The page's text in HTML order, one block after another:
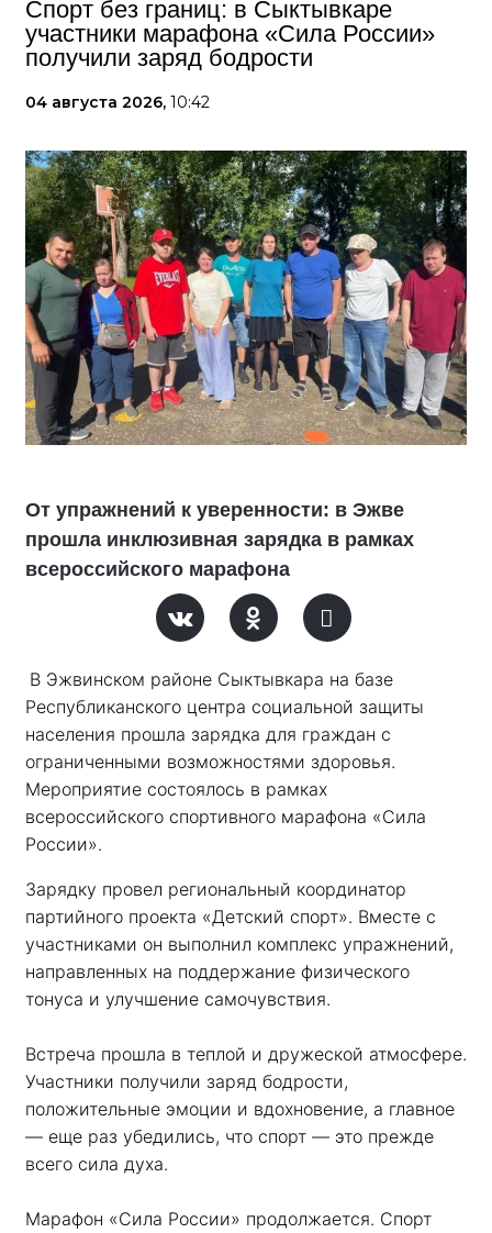
Спорт без границ: в Сыктывкаре
участники марафона «Сила России»
получили заряд бодрости
04 августа 2026, 10:42
От упражнений к уверенности: в Эжве
прошла инклюзивная зарядка в рамках
всероссийского марафона
В Эжвинском районе Сыктывкара на базе
Республиканского центра социальной защиты
населения прошла зарядка для граждан с
ограниченными возможностями здоровья.
Мероприятие состоялось в рамках
всероссийского спортивного марафона «Сила
России».
Зарядку провел региональный координатор
партийного проекта «Детский спорт». Вместе с
участниками он выполнил комплекс упражнений,
направленных на поддержание физического
тонуса и улучшение самочувствия.
Встреча прошла в теплой и дружеской атмосфере.
Участники получили заряд бодрости,
положительные эмоции и вдохновение, а главное
— еще раз убедились, что спорт — это прежде
всего сила духа.
Марафон «Сила России» продолжается. Спорт